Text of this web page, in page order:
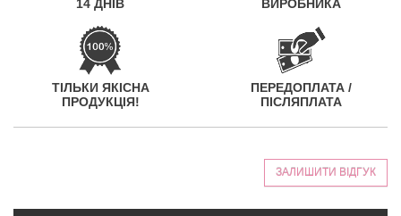
14 ДНІВ
ВИРОБНИКА
ТІЛЬКИ ЯКІСНА
ПРОДУКЦІЯ!
ПЕРЕДОПЛАТА /
ПІСЛЯПЛАТА
ЗАЛИШИТИ ВІДГУК